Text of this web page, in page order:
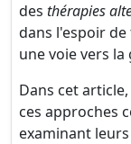
des thérapies
dans l'espoir
une voie vers la
Dans cet
ces approches
examinant